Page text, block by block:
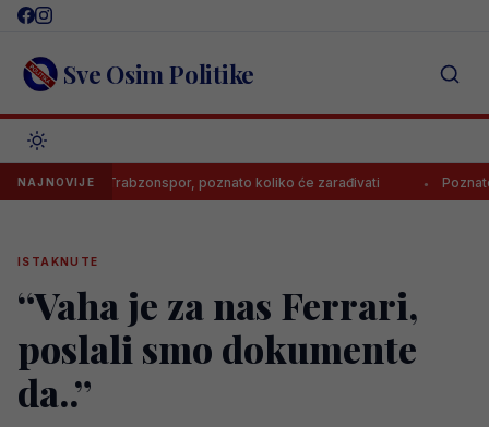
Skip
content Sve Osim Politike
NAJNOVIJE
za Trabzonspor, poznato koliko će zarađivati Poznato
ISTAKNUTE
“Vaha je za nas Ferrari,
poslali smo dokumente
da..”